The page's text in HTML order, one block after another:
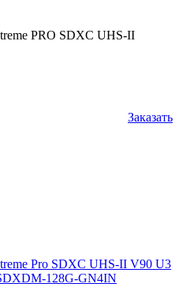
PRO SDXC UHS-II
Заказать
Pro SDXC UHS-II V90 U3
128G-GN4IN